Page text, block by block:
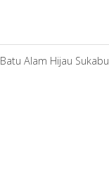
Batu Alam Hijau